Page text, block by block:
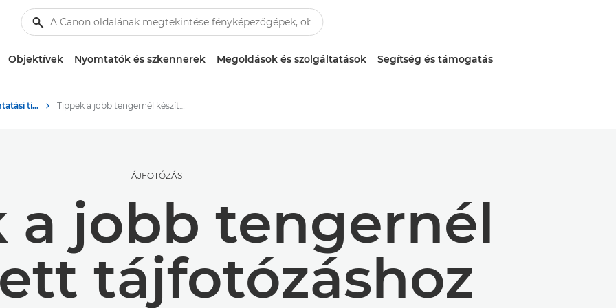
Objektívek Nyomtatók és szkennerek Megoldások és szolgáltatások Segítség és támogatás
Fényképezési és nyomtatási tippek és technikák Tippek a jobb tengernél készített tájfotózáshoz
TÁJFOTÓZÁS
a jobb tengernél
tájfotózáshoz